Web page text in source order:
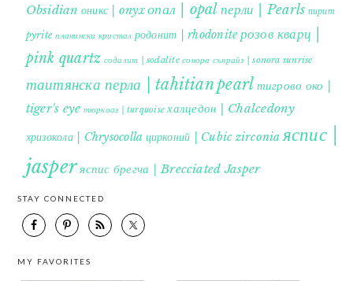
Obsidian оникс | onyxопал | opal перли | Pearls пирит |
pyrite планински кристал родонит | rhodonite розов кварц |
pink quartz содалит | sodalite сонора сънрайз | sonora sunrise
таитянска перла | tahitian pearl тигрово око |
tiger's eye тюркоаз | turquoise халцедон | Chalcedony
хризокола | Chrysocolla цирконий | Cubic zirconia яспис |
jasperяспис брегча | Brecciated Jasper
STAY CONNECTED
MY FAVORITES